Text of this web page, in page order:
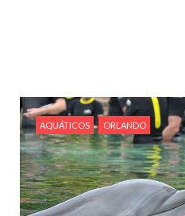
AQUÁTICOS ORLANDO